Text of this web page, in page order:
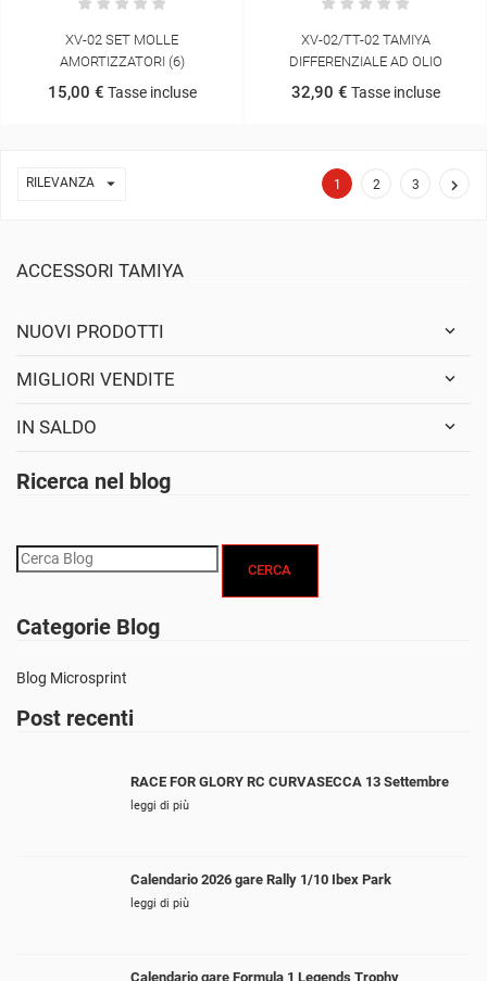
ACCESSORI TAMIYA
NUOVI PRODOTTI
MIGLIORI VENDITE
IN SALDO
Ricerca nel blog
CERCA
Categorie Blog
Blog Microsprint
Post recenti
RACE FOR GLORY RC CURVASECCA 13 Settembre
leggi di più
Calendario 2026 gare Rally 1/10 Ibex Park
leggi di più
Calendario gare Formula 1 Legends Trophy
XV-02 SET MOLLE
AMORTIZZATORI (6)
15,00 € Tasse incluse
XV-02/TT-02 TAMIYA
DIFFERENZIALE AD OLIO
32,90 € Tasse incluse
RILEVANZA  1 2 3 